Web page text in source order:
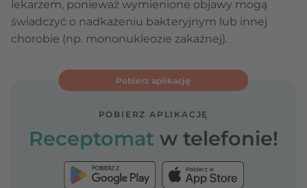
lekarzem, ponieważ wymienione objawy mogą
świadczyć o nadkażeniu bakteryjnym lub innej
chorobie (np. mononukleozie zakaźnej).
Pobierz aplikację
POBIERZ APLIKACJĘ
Receptomat w telefonie!